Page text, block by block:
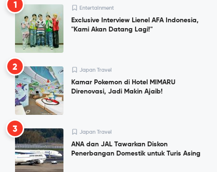
1 Entertainment
Exclusive Interview Lienel AFA Indonesia,
"Kami Akan Datang Lagi!"
2 Japan Travel
Kamar Pokemon di Hotel MIMARU
Direnovasi, Jadi Makin Ajaib!
3 Japan Travel
ANA dan JAL Tawarkan Diskon
Penerbangan Domestik untuk Turis Asing